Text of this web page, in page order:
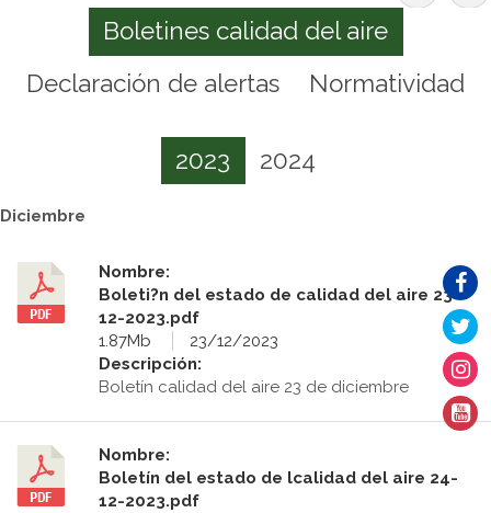
Boletines calidad del aire
Declaración de alertas
Normatividad
2023 2024
Diciembre
Nombre:
Boleti?n del estado de calidad del aire 23-
12-2023.pdf
1.87Mb
23/12/2023
Descripción:
Boletín calidad del aire 23 de diciembre
Nombre:
Boletín del estado de lcalidad del aire 24-
12-2023.pdf